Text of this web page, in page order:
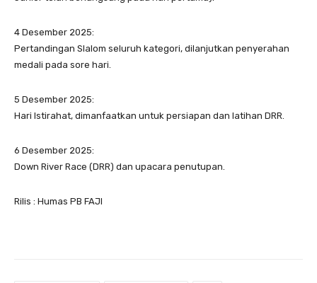
4 Desember 2025:
Pertandingan Slalom seluruh kategori, dilanjutkan penyerahan
medali pada sore hari.
5 Desember 2025:
Hari Istirahat, dimanfaatkan untuk persiapan dan latihan DRR.
6 Desember 2025:
Down River Race (DRR) dan upacara penutupan.
Rilis : Humas PB FAJI